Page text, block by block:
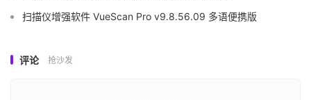
扫描仪增强软件 VueScan Pro v9.8.56.09 多语便携版
评论 抢沙发